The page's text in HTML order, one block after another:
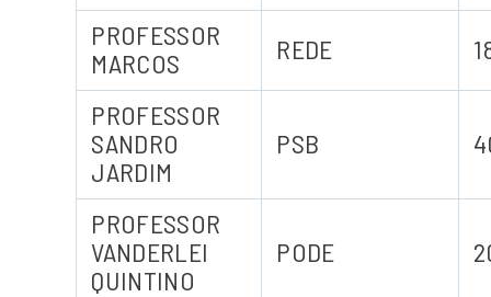
PROFESSOR
MARCOS
REDE
PROFESSOR
SANDRO
JARDIM
PSB
PROFESSOR
VANDERLEI
QUINTINO
PODE